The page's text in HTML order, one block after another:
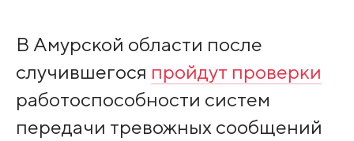
В Амурской области после
случившегося пройдут проверки
работоспособности систем
передачи тревожных сообщений